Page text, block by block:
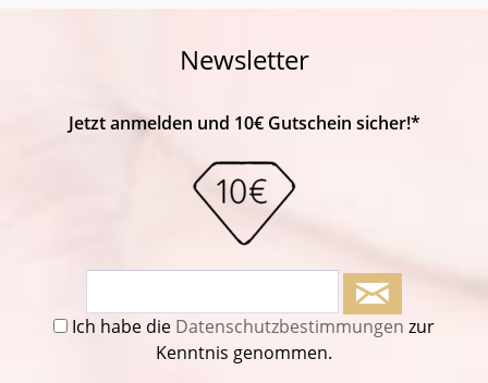
Newsletter
Jetzt anmelden und 10€ Gutschein sicher!*
Ich habe die Datenschutzbestimmungen zur
Kenntnis genommen.